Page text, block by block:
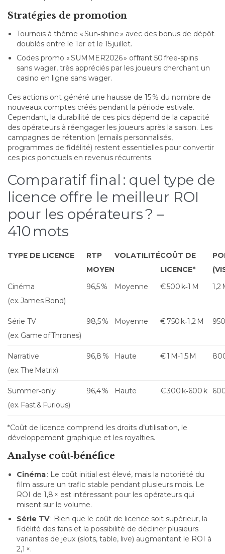
Stratégies de promotion
Tournois à thème « Sun‑shine » avec des bonus de dépôt
doublés entre le 1er et le 15 juillet.
Codes promo « SUMMER2026 » offrant 50 free‑spins
sans wager, très appréciés par les joueurs cherchant un
casino en ligne sans wager.
Ces actions ont généré une hausse de 15 % du nombre de
nouveaux comptes créés pendant la période estivale.
Cependant, la durabilité de ces pics dépend de la capacité
des opérateurs à réengager les joueurs après la saison. Les
campagnes de rétention (emails personnalisés,
programmes de fidélité) restent essentielles pour convertir
ces pics ponctuels en revenus récurrents.
Comparatif final : quel type de
licence offre le meilleur ROI
pour les opérateurs ? –
410 mots
TYPE DE LICENCE
RTP
MOYEN
VOLATILITÉCOÛT DE
LICENCE*
Cinéma
(ex. James Bond)
96,5 % Moyenne € 500 k‑1 M 1,2
Série TV
(ex. Game of Thrones)
98,5 % Moyenne € 750 k‑1,2 M
Narrative
(ex. The Matrix)
96,8 % Haute € 1 M‑1,5 M
Summer‑only
(ex. Fast & Furious)
96,4 % Haute € 300 k‑600 k
*Coût de licence comprend les droits d’utilisation, le
développement graphique et les royalties.
Analyse coût‑bénéfice
Cinéma: Le coût initial est élevé, mais la notoriété du
film assure un trafic stable pendant plusieurs mois. Le
ROI de 1,8 × est intéressant pour les opérateurs qui
misent sur le volume.
Série TV: Bien que le coût de licence soit supérieur, la
fidélité des fans et la possibilité de décliner plusieurs
variantes de jeux (slots, table, live) augmentent le ROI à
2,1 ×.